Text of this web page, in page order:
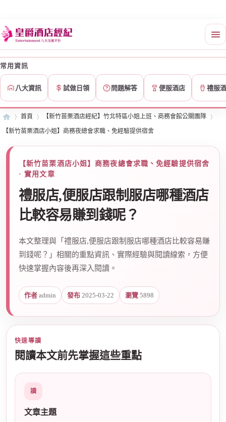
常用資訊
八大資訊 試做日領 問題解答 便服酒店 禮服
首頁
›
【新竹苗栗酒店經紀】竹北特區小姐上班、商務會館公關團隊
›
【新竹苗栗酒店小姐】商務夜總會求職、免經驗提供宿舍
【新竹苗栗酒店小姐】商務夜總會求職、免經驗提供宿舍
· 實用文章
禮服店,便服店跟制服店哪種酒店
比較容易賺到錢呢？
本文整理與「禮服店,便服店跟制服店哪種酒店比較容易賺
到錢呢？」相關的重點資訊、實際經驗與閱讀線索，方便
快速掌握內容後再深入閱讀。
作者 admin 發布 2025-03-22 瀏覽 5898
快速導讀
閱讀本文前先掌握這些重點
讀
文章主題